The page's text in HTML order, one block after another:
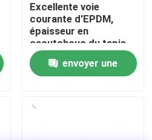
Excellente voie
courante d'EPDM,
épaisseur en
caoutchouc du tapis
15mm d'EPDM
envoyer une